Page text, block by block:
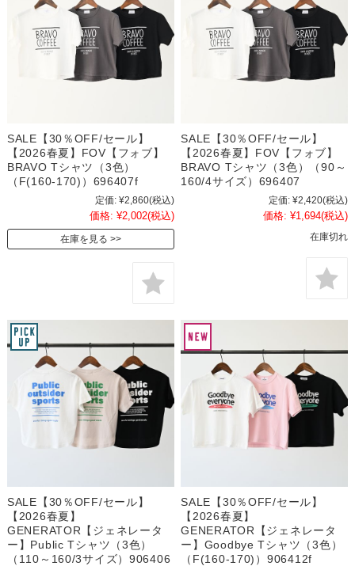
SALE【30％OFF/セール】
【2026春夏】FOV【フォブ】
BRAVO Tシャツ（3色）
（F(160-170)）696407f
定価: ¥2,860(税込)
価格: ¥2,002(税込)
在庫を見る
SALE【30％OFF/セール】
【2026春夏】FOV【フォブ】
BRAVO Tシャツ（3色）（90～
160/4サイズ）696407
定価: ¥2,420(税込)
価格: ¥1,694(税込)
在庫切れ
SALE【30％OFF/セール】
【2026春夏】
GENERATOR【ジェネレータ
ー】Public Tシャツ（3色）
（110～160/3サイズ）906406
SALE【30％OFF/セール】
【2026春夏】
GENERATOR【ジェネレータ
ー】Goodbye Tシャツ（3色）
（F(160-170)）906412f